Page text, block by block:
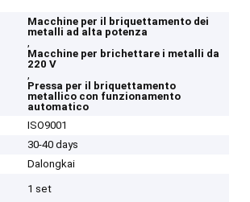
Macchine per il briquettamento dei
metalli ad alta potenza
,
Macchine per brichettare i metalli da
220 V
,
Pressa per il briquettamento
metallico con funzionamento
automatico
ISO9001
30-40 days
Dalongkai
1 set